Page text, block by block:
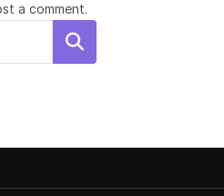
a comment.
Search